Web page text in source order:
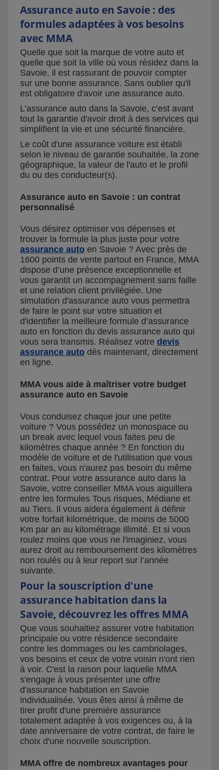
Assurance auto en Savoie : des
formules adaptées à vos besoins
avec MMA
Quelle que soit la marque de votre auto et
quelle que soit la ville où vous résidez dans la
Savoie, il est rassurant de pouvoir compter
sur une bonne assurance. Sans oublier qu'il
est obligatoire d'avoir une assurance auto.
L’assurance auto dans la Savoie, c’est avant
tout la garantie d'avoir droit à des services qui
simplifient la vie et une sécurité financière.
Le coût d'une assurance voiture est établi
selon le niveau de garantie souhaitée, la zone
géographique, la valeur de l'auto et le profil
du ou des conducteur(s).
Assurance auto en Savoie : un contrat
personnalisé
Vous désirez optimiser vos dépenses et
trouver la formule la plus juste pour votre
assurance auto en Savoie ? Avec près de
1600 points de vente partout en France, MMA
dispose d’une présence exceptionnelle et
vous garantit un accompagnement sans faille
et une relation client privilégiée. Une
simulation d'assurance auto vous permettra
de faire le point sur votre situation et
d'identifier la meilleure formule d’assurance
auto en fonction du devis assurance auto qui
vous sera transmis. Réalisez votre devis
assurance auto dès maintenant, directement
en ligne.
MMA vous aide à maîtriser votre budget
assurance auto en Savoie
Vous conduisez chaque jour une petite
voiture ? Vous possédez un monospace ou
un break avec lequel vous faites peu de
kilomètres chaque année ? En fonction du
modèle de voiture et de l'utilisation que vous
en faites, vous n'aurez pas besoin du même
contrat. Pour votre assurance auto dans la
Savoie, votre conseiller MMA vous aiguillera
entre les formules Tous risques, Médiane et
au Tiers. Il vous aidera également à définir
votre forfait kilométrique, de moins de 5000
Km par an au kilométrage illimité. Et si vous
roulez moins que vous ne l'imaginiez, vous
aurez droit au remboursement des kilomètres
non roulés ou à leur report sur l’année
suivante.
Pour la souscription d'une
assurance habitation dans la
Savoie, découvrez les offres MMA
Que vous souhaitiez assurer votre habitation
principale ou votre résidence secondaire
contre les dommages ou les cambriolages,
vos besoins et ceux de votre voisin n'ont rien
à voir. C'est la raison pour laquelle MMA
s'engage à vous présenter une offre
d'assurance habitation en Savoie
individualisée. Vous êtes ainsi à même de
tirer profit d'une première assurance
totalement adaptée à vos exigences ou, à la
date anniversaire de votre contrat, de faire le
choix d'une nouvelle souscription.
MMA offre de nombreux avantages pour